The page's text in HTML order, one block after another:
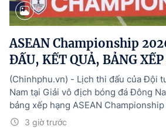
ASEAN Championship
ĐẤU, KẾT QUẢ, BẢNG
3 giờ trước
(Chinhphu.vn) - Lịch thi đấu của Đội
Nam tại Giải vô địch bóng đá Đông
bảng xếp hạng ASEAN Championship